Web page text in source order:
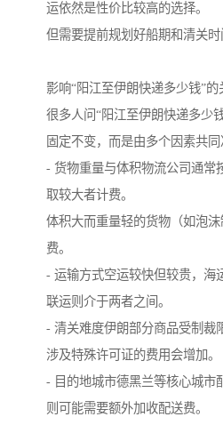
运依然是性价比较高的选择。
但需要提前规划好船期和清关时
影响“阳江至伊朗快递多少钱”的
很多人问“阳江至伊朗快递多少
固定不变，而是由多个因素共同
- 货物重量与体积物流公司通常
取较大者计费。
体积大而重量轻的货物（如泡
费。
- 运输方式空运较快但较贵，海
联运则介于两者之间。
- 清关难度伊朗部分商品受制裁
涉及特殊许可证的费用会增加。
- 目的地城市德黑兰等核心城市
则可能需要额外加收配送费。